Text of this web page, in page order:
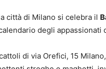
città di Milano si celebra il
degli appassionati
di via Orefici, 15